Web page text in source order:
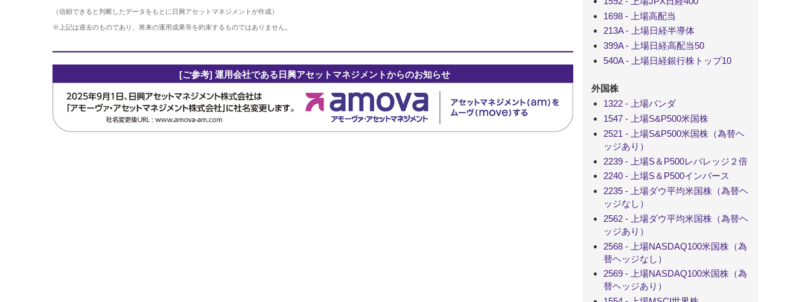
（信頼できると判断したデータをもとに日興アセットマネジメントが作成）
※上記は過去のものであり、将来の運用成果等を約束するものではありません。
[ご参考] 運用会社である日興アセットマネジメントからのお知らせ
1698 - 上場高配当
213A - 上場日経半導体
399A - 上場日経高配当50
540A - 上場日経銀行株トップ10
外国株
1322 - 上場パンダ
1547 - 上場S&P500米国株
2521 - 上場S&P500米国株（為替ヘ
ッジあり）
2239 - 上場S＆P500レバレッジ２倍
2240 - 上場S＆P500インバース
2235 - 上場ダウ平均米国株（為替ヘ
ッジなし）
2562 - 上場ダウ平均米国株（為替ヘ
ッジあり）
2568 - 上場NASDAQ100米国株（為
替ヘッジなし）
2569 - 上場NASDAQ100米国株（為
替ヘッジあり）